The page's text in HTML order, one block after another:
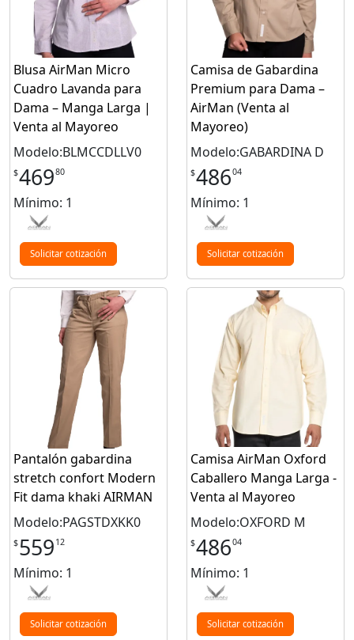
Blusa AirMan Micro
Cuadro Lavanda para
Dama – Manga Larga |
Venta al Mayoreo
Modelo:BLMCCDLLV0
$46980
Mínimo: 1
Solicitar cotización
Camisa de Gabardina
Premium para Dama –
AirMan (Venta al
Mayoreo)
Modelo:GABARDINA D
$48604
Mínimo: 1
Solicitar cotización
Pantalón gabardina
stretch confort Modern
Fit dama khaki AIRMAN
Modelo:PAGSTDXKK0
$559 12
Mínimo: 1
Solicitar cotización
Camisa AirMan Oxford
Caballero Manga Larga -
Venta al Mayoreo
Modelo:OXFORD M
$48604
Mínimo: 1
Solicitar cotización